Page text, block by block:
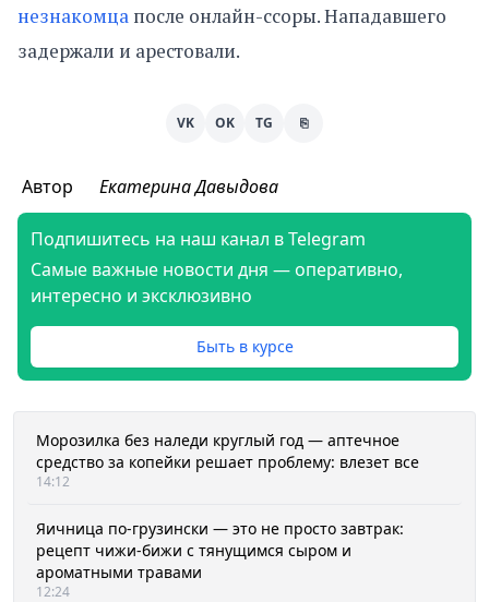
незнакомца после онлайн-ссоры. Нападавшего
задержали и арестовали.
VK OK TG ⎘
Автор Екатерина Давыдова
Подпишитесь на наш канал в Telegram
Самые важные новости дня — оперативно,
интересно и эксклюзивно
Быть в курсе
Морозилка без наледи круглый год — аптечное
средство за копейки решает проблему: влезет все
14:12
Яичница по-грузински — это не просто завтрак:
рецепт чижи-бижи с тянущимся сыром и
ароматными травами
12:24